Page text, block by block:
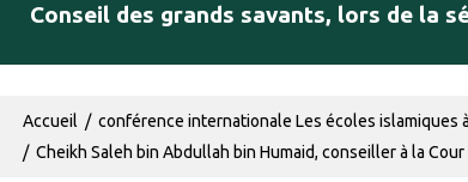
Conseil des grands savants, lors de la
Fil d'Ariane
Accueil
conférence internationale Les écoles islamiques
Cheikh Saleh bin Abdullah bin Humaid, conseiller à la